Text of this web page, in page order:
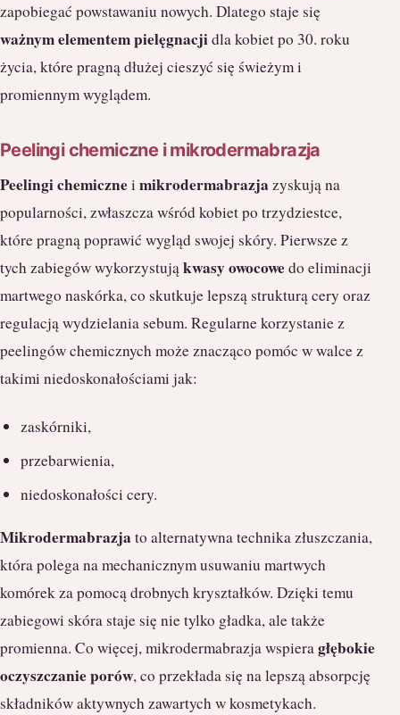
zapobiegać powstawaniu nowych. Dlatego staje się
ważnym elementem pielęgnacjidla kobiet po 30. roku
życia, które pragną dłużej cieszyć się świeżym i
promiennym wyglądem.
Peelingi chemiczne i mikrodermabrazja
Peelingi chemicznei mikrodermabrazja zyskują na
popularności, zwłaszcza wśród kobiet po trzydziestce,
które pragną poprawić wygląd swojej skóry. Pierwsze z
tych zabiegów wykorzystująkwasy owocowedo eliminacji
martwego naskórka, co skutkuje lepszą strukturą cery oraz
regulacją wydzielania sebum. Regularne korzystanie z
peelingów chemicznych może znacząco pomóc w walce z
takimi niedoskonałościami jak:
zaskórniki,
przebarwienia,
niedoskonałości cery.
Mikrodermabrazja to alternatywna technika złuszczania,
która polega na mechanicznym usuwaniu martwych
komórek za pomocą drobnych kryształków. Dzięki temu
zabiegowi skóra staje się nie tylko gładka, ale także
promienna. Co więcej, mikrodermabrazja wspieragłębokie
oczyszczanie porów, co przekłada się na lepszą absorpcję
składników aktywnych zawartych w kosmetykach.